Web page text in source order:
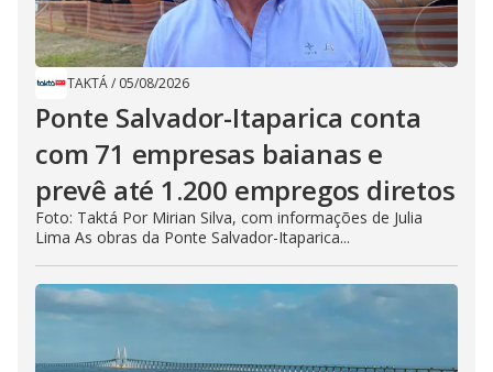
TAKTÁ/ 05/08/2026
Ponte Salvador-Itaparica conta
com 71 empresas baianas e
prevê até 1.200 empregos diretos
Foto: Taktá Por Mirian Silva, com informações de Julia
Lima As obras da Ponte Salvador-Itaparica...